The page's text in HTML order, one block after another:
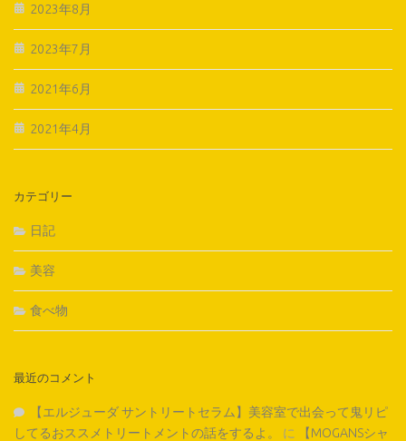
2023年8月
2023年7月
2021年6月
2021年4月
カテゴリー
日記
美容
食べ物
最近のコメント
【エルジューダ サントリートセラム】美容室で出会って鬼リピ
してるおススメトリートメントの話をするよ。
に
【MOGANSシャ